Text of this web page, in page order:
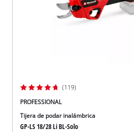
(119)
PROFESSIONAL
Tijera de podar inalámbrica
GP-LS 18/28 Li BL-Solo